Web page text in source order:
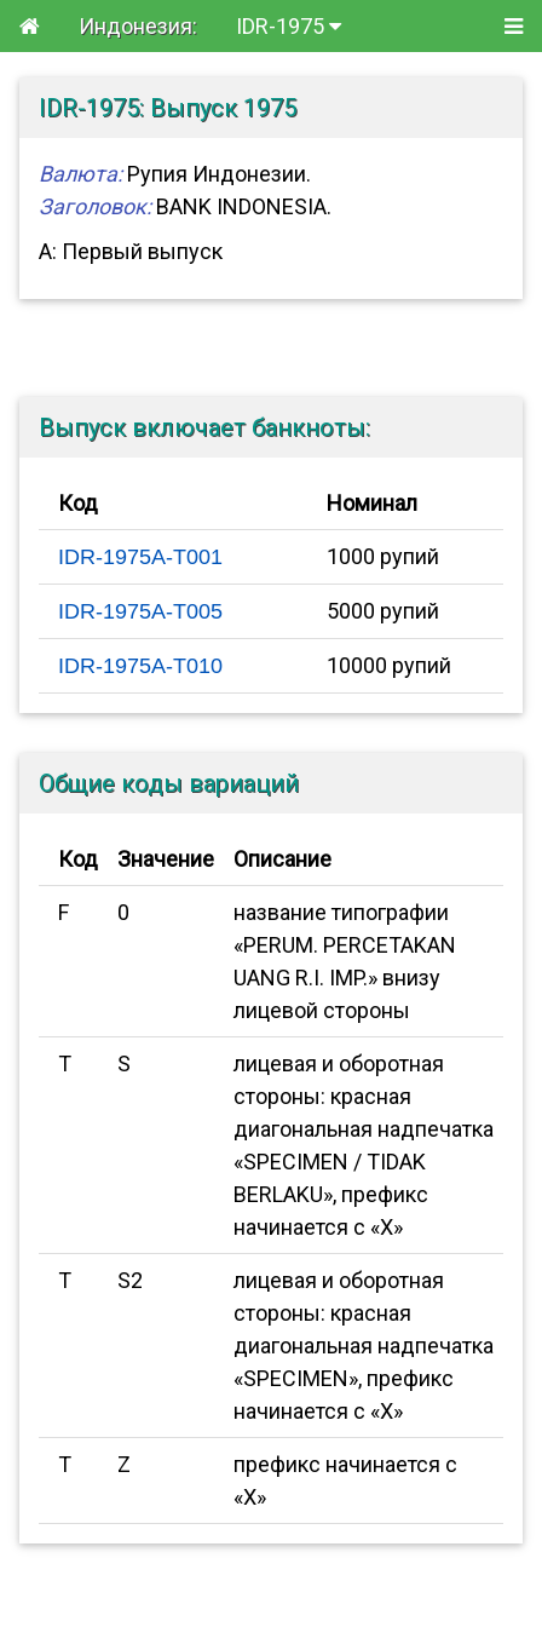
Индонезия: IDR-1975
IDR-1975: Выпуск 1975
Валюта:Рупия Индонезии.
Заголовок:BANK INDONESIA.
A: Первый выпуск
Выпуск включает банкноты:
Код Номинал
IDR-1975A-T001 1000 рупий
IDR-1975A-T005 5000 рупий
IDR-1975A-T010 10000 рупий
Общие коды вариаций
Код Значение Описание
F 0
название типографии
«PERUM. PERCETAKAN
UANG R.I. IMP.» внизу
лицевой стороны
T S
лицевая и оборотная
стороны: красная
диагональная надпечатка
«SPECIMEN / TIDAK
BERLAKU», префикс
начинается с «X»
T S2
лицевая и оборотная
стороны: красная
диагональная надпечатка
«SPECIMEN», префикс
начинается с «X»
T Z
префикс начинается с
«X»